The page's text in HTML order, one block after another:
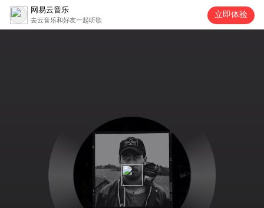
网易云音乐
去云音乐和好友一起听歌
立即体验